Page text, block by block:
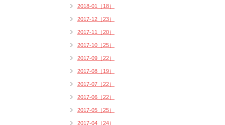
2018-01（18）
2017-12（23）
2017-11（20）
2017-10（25）
2017-09（22）
2017-08（19）
2017-07（22）
2017-06（22）
2017-05（25）
2017-04（24）